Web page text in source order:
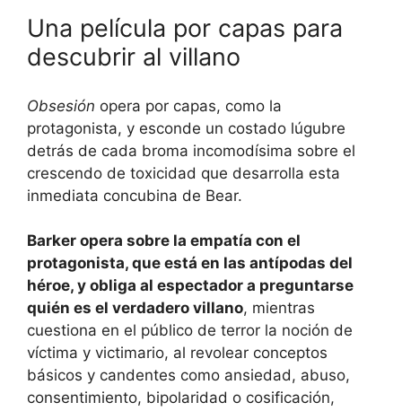
Una película por capas para
descubrir al villano
Obsesión opera por capas, como la
protagonista, y esconde un costado lúgubre
detrás de cada broma incomodísima sobre el
crescendo de toxicidad que desarrolla esta
inmediata concubina de Bear.
Barker opera sobre la empatía con el
protagonista, que está en las antípodas del
héroe, y obliga al espectador a preguntarse
quién es el verdadero villano, mientras
cuestiona en el público de terror la noción de
víctima y victimario, al revolear conceptos
básicos y candentes como ansiedad, abuso,
consentimiento, bipolaridad o cosificación,